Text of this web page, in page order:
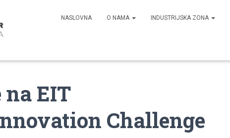
NASLOVNA O NAMA INDUSTRIJSKA ZONA
EIT
Challenge